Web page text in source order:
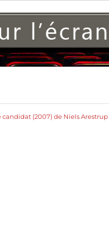
candidat (2007) de Niels Arestrup